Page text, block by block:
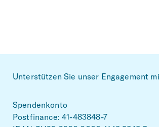
Footer
Unterstützen Sie unser Engagement
Spendenkonto
Postfinance: 41-483848-7